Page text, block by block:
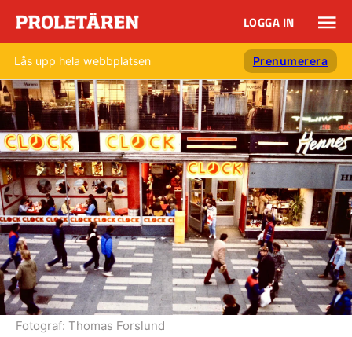
LOGGA IN
Lås upp hela webbplatsen Prenumerera
Fotograf: Thomas Forslund